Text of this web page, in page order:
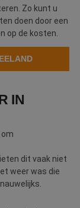
Zo kunt u
doen door een
op de kosten.
IN
dit vaak niet
weer was die